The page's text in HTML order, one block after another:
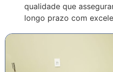
qualidade que
longo prazo com